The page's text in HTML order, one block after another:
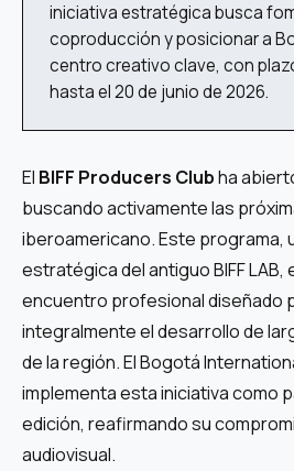
iniciativa estratégica busca
coproducción y posicionar a
centro creativo clave, con
hasta el 20 de junio de 2026.
El BIFF Producers Clubha
buscando activamente las
iberoamericano. Este programa,
estratégica del antiguo BIFF LAB,
encuentro profesional diseñado
integralmente el desarrollo de
de la región. El Bogotá
implementa esta iniciativa como
edición, reafirmando su
audiovisual.